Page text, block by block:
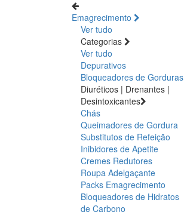
Emagrecimento
Ver tudo
Categorias
Ver tudo
Depurativos
Bloqueadores de Gorduras
Diuréticos | Drenantes |
Desintoxicantes
Chás
Queimadores de Gordura
Substitutos de Refeição
Inibidores de Apetite
Cremes Redutores
Roupa Adelgaçante
Packs Emagrecimento
Bloqueadores de Hidratos
de Carbono